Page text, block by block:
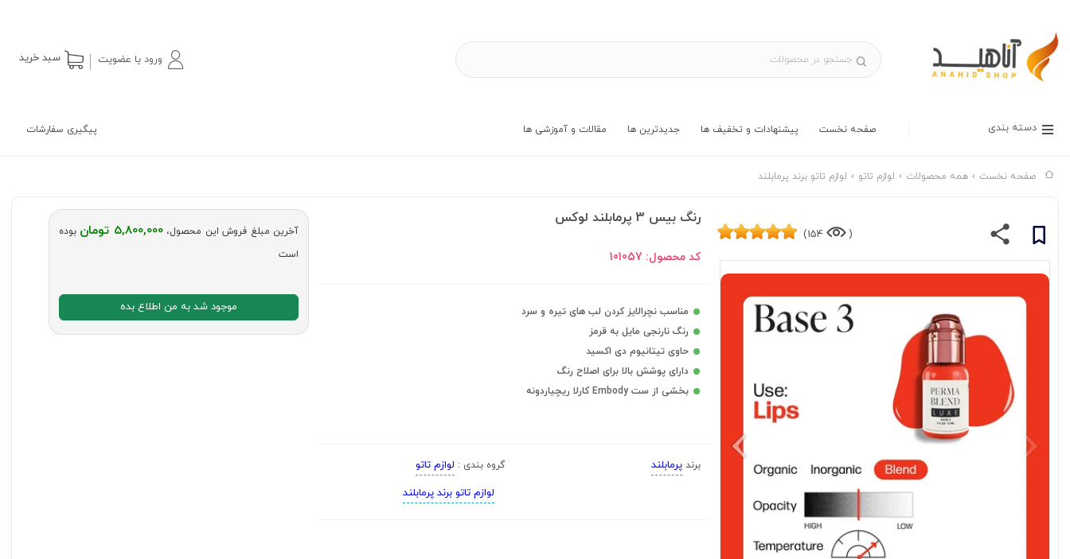
ورود یا عضویت سبد خرید
دسته بندی صفحه نخست پیشنهادات و تخفیف ها جدیدترین ها مقالات و آموزشی ها پیگیری سفارشات
صفحه نخست همه محصولات لوازم تاتو لوازم تاتو برند پرمابلند
(
154)
رنگ بیس 3 پرمابلند لوکس
کد محصول: 101057
مناسب نچرالایز کردن لب های تیره و سرد
رنگ نارنجی مایل به قرمز
حاوی تیتانیوم دی اکسید
دارای پوشش بالا برای اصلاح رنگ
بخشی از ست Embody کارلا ریچیاردونه
برندپرمابلند گروه بندی : لوازم تاتو
لوازم تاتو برند پرمابلند
آخرین مبلغ فروش این محصول،5,800,000 تومان
بوده
است
موجود شد به من اطلاع بده